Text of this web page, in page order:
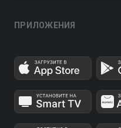
ПРИЛОЖЕНИЯ